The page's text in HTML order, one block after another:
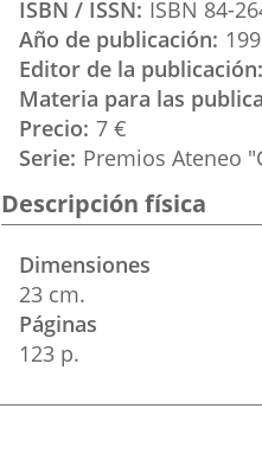
ISBN / ISSN ISBN 84-
Año de publicación
Editor de la publicación
Materia para las
Precio 7 €
Serie Premios Ateneo
Descripción física
Dimensiones
23 cm.
Páginas
123 p.